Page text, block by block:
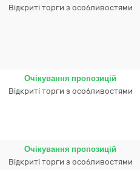
Відкриті торги з особливостями
Очікування пропозицій
Відкриті торги з особливостями
Очікування пропозицій
Відкриті торги з особливостями